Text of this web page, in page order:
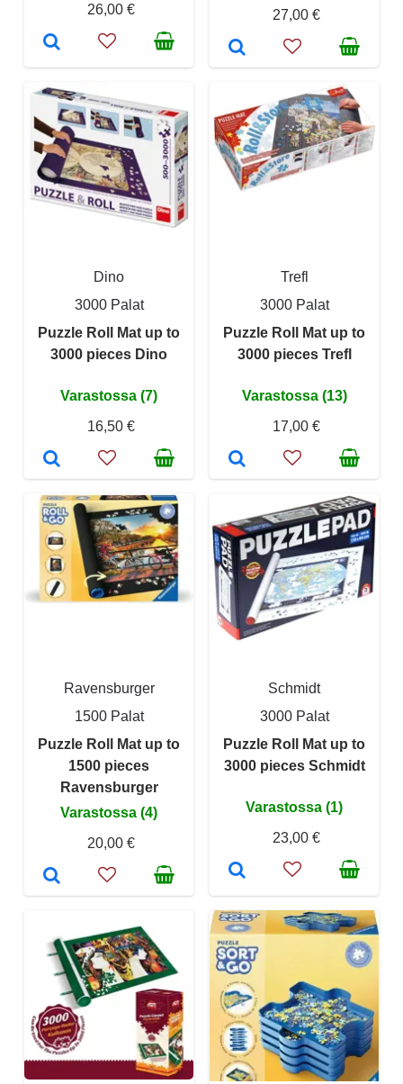
26,00 €
27,00 €
Dino
3000 Palat
Puzzle Roll Mat up to
3000 pieces Dino
Varastossa (7)
16,50 €
Trefl
3000 Palat
Puzzle Roll Mat up to
3000 pieces Trefl
Varastossa (13)
17,00 €
Ravensburger
1500 Palat
Puzzle Roll Mat up to
1500 pieces
Ravensburger
Varastossa (4)
20,00 €
Schmidt
3000 Palat
Puzzle Roll Mat up to
3000 pieces Schmidt
Varastossa (1)
23,00 €